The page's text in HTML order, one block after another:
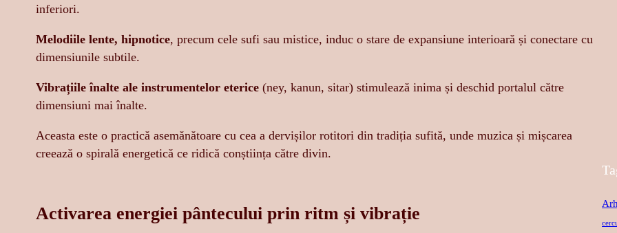
inferiori.
Melodiile lente, hipnotice, precum cele sufi sau mistice, induc o stare de expansiune interioară și conectare cu
dimensiunile subtile.
Vibrațiile înalte ale instrumentelor eterice (ney, kanun, sitar) stimulează inima și deschid portalul către
dimensiuni mai înalte.
Aceasta este o practică asemănătoare cu cea a dervișilor rotitori din tradiția sufită, unde muzica și mișcarea
creează o spirală energetică ce ridică conștiința către divin.
Activarea energiei pântecului prin ritm și vibrație